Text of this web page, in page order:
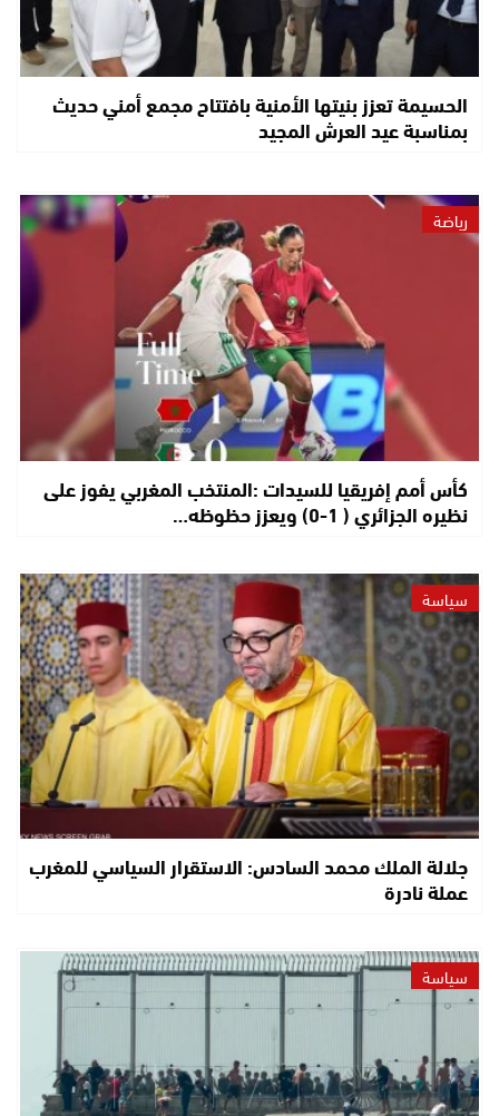
الحسيمة تعزز بنيتها الأمنية بافتتاح مجمع أمني حديث
بمناسبة عيد العرش المجيد
رياضة
كأس أمم إفريقيا للسيدات :المنتخب المغربي يفوز على
نظيره الجزائري ( 1-0) ويعزز حظوظه…
سياسة
جلالة الملك محمد السادس: الاستقرار السياسي للمغرب
عملة نادرة
سياسة